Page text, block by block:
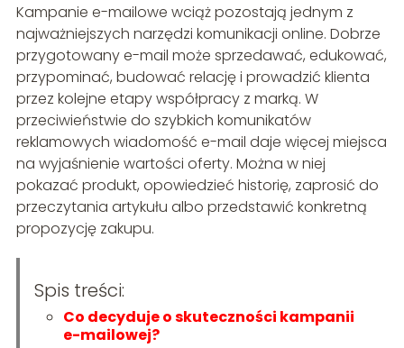
Kampanie e-mailowe wciąż pozostają jednym z
najważniejszych narzędzi komunikacji online. Dobrze
przygotowany e-mail może sprzedawać, edukować,
przypominać, budować relację i prowadzić klienta
przez kolejne etapy współpracy z marką. W
przeciwieństwie do szybkich komunikatów
reklamowych wiadomość e-mail daje więcej miejsca
na wyjaśnienie wartości oferty. Można w niej
pokazać produkt, opowiedzieć historię, zaprosić do
przeczytania artykułu albo przedstawić konkretną
propozycję zakupu.
Spis treści:
Co decyduje o skuteczności kampanii
e-mailowej?